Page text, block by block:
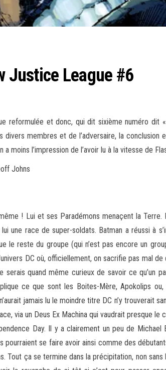
Justice League #6
reformulée et donc, qui dit sixième numéro dit
divers membres et de l’adversaire, la conclusion
moins l’impression de l’avoir lu à la vitesse de
Johns
! Lui et ses Paradémons menaçent la Terre.
une race de super-soldats. Batman a réussi à
le reste du groupe (qui n’est pas encore un
DC où, officiellement, on sacrifie pas mal
serais quand même curieux de savoir ce qu’un
ce que sont les Boites-Mère, Apokolips ou,
jamais lu le moindre titre DC n’y trouverait
via un Deus Ex Machina qui vaudrait presque le
Day. Il y a clairement un peu de Michael
se faire avoir ainsi comme des
Tout ça se termine dans la précipitation, non sans